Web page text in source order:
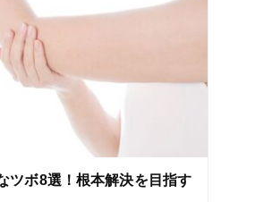
ツボ8選！根本解決を目指す